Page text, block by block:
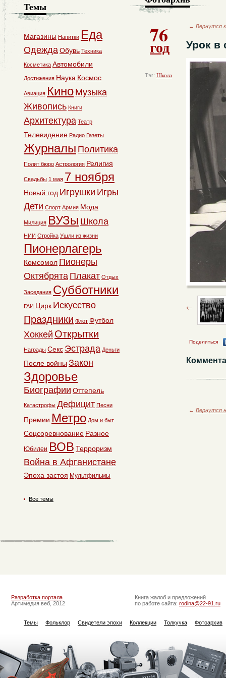
76
год
Тэг: Школа
← Вернутся
Урок в
Поделиться
← Вернутся
Темы
Магазины Напитки Еда
ОдеждаОбувь Техника
Косметика Автомобили
Достижения Наука Космос
Авиация Кино Музыка
Живопись Книги
Архитектура Театр
Телевидение Радио Газеты
Журналы Политика
Полит бюро Астрология Религия
Свадьбы 1 мая 7 ноября
Новый год Игрушки Игры
Дети Спорт Армия Мода
Милиция ВУЗы Школа
НИИ Стройка Ушли из жизни
Пионерлагерь
Комсомол Пионеры
Октябрята Плакат Отдых
Заседания Субботники
ГАИ Цирк Искусство
Праздники Флот Футбол
Хоккей Открытки
Награды Секс Эстрада Деньги
После войны Закон
Здоровье
Биографии Оттепель
Катастрофы Дефицит Песни
Премии Метро Дом и быт
Соцсоревнование Разное
Юбилеи ВОВ Терроризм
Война в Афганистане
Эпоха застоя Мультфильмы
Все темы
Разработка портала
Артимедия веб, 2012
Книга жалоб и предложений
по работе сайта: rodina@22-91.ru
Темы Фольклор Свидетели эпохи Коллекции Толкучка Фотоархив